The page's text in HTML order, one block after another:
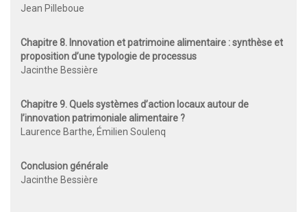
Jean Pilleboue
Chapitre 8. Innovation et patrimoine alimentaire : synthèse et
propositiond’une typologie de processus
Jacinthe Bessière
Chapitre 9. Quels systèmes d’action locaux autourde
l’innovation patrimoniale alimentaire ?
Laurence Barthe, Émilien Soulenq
Conclusion générale
Jacinthe Bessière